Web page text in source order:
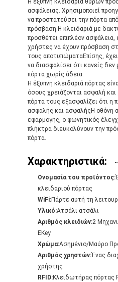
Σπίτι
Προϊόντα
Βίντεο
Η έξυπνη κλειδαριά θυρών
ασφάλειας. Χρησιμοποιεί
να προστατεύσει την πόρτα
πρόσβαση.Η κλειδαριά με
προσθέτει επιπλέον ασφάλεια,
χρήστες να έχουν πρόσβαση
τους αποτυπώματαΕπίσης,
να διασφαλίσει ότι κανείς δεν
πόρτα χωρίς άδεια.
Η έξυπνη κλειδαριά πόρτας
όσους χρειάζονται ασφαλή
πόρτα τους.εξασφαλίζει ότι η
ασφαλής και ασφαλήςΗ οθόνη
εφαρμογής, ο φωνητικός
πλήκτρα διευκολύνουν την
πόρτα.
Χαρακτηριστικά:
Ονομασία του προϊόντος:
κλειδαριού πόρτας
WiFi:Πάρτε αυτή τη
Υλικό:Ατσάλι ατσάλι
Αριθμός κλειδιών:2
EKey
Χρώμα:Ασημένιο/Μαύρο
Αριθμός χρηστών:Ένας
χρήστης
RFID:Κλειδωτήρας πόρτας